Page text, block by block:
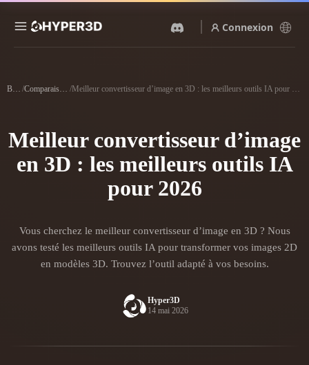
Connexion
Rodin ChatAvatar
Fonctionnalités
Importez une image, obtenez
Du prompt textuel à l'objet
3D — instantanément.
Générateur Vidéo IA
Créez des vidéos à partir de
API
Intégrez notre IA créative à
votre application ou votre
workflow.
Améliorateur d’image IA Moteur de recherche de modèles 3D
Tarifs
Ressources
Histoire Recherche Blog
Blog / Comparaisons / Meilleur convertisseur d’image en 3D : les meilleurs outils IA pour 2026
Meilleur convertisseur d’image
en 3D : les meilleurs outils IA
pour 2026
Vous cherchez le meilleur convertisseur d’image en 3D ? Nous
avons testé les meilleurs outils IA pour transformer vos images 2D
en modèles 3D. Trouvez l’outil adapté à vos besoins.
Hyper3D
14 mai 2026